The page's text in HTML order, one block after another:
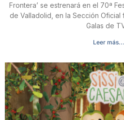
Frontera’ se estrenará en el 70ª
de Valladolid, en la Sección
Galas de
Leer más...